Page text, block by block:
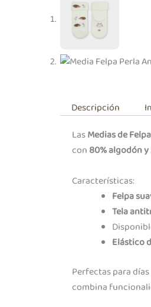
Descripción
LasMedias de
con 80% algodón
Características:
Felpa
Tela
Elástico
Perfectas para
combina